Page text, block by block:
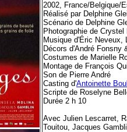
2002, France/Belgique/
Réalisé par Delphine
Scénario de Delphine
Photographie de Crystel
Musique d'Éric Neveux,
Décors d'André Fonsny
Costumes de Marielle
Montage de François
Son de Pierre André
Casting d'Antoinette
Scripte de Roselyne
Durée 2 h 10
Avec Julien Lescarret,
Touitou, Jacques